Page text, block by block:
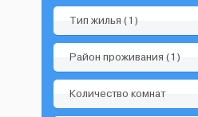
Тип жилья (1)
Район проживания (1)
Количество комнат